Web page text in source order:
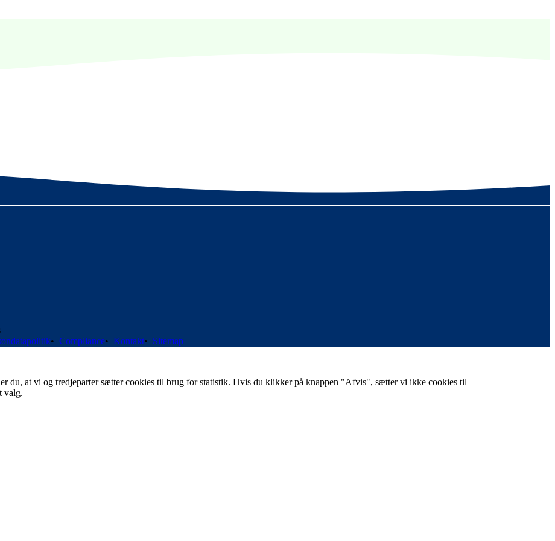
• Compliance• Kontakt• Sitemap
du, at vi og tredjeparter sætter cookies til brug for statistik. Hvis du klikker på knappen "Afvis", sætter vi ikke cookies til
valg.